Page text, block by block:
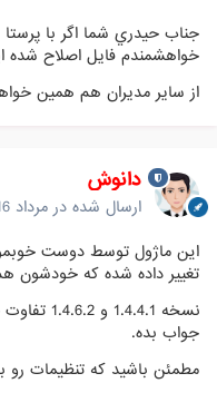
جناب حيدري شما اگر با
خواهشمندم فايل اصلاح شده
از ساير مديران هم همين
دانوش
ارسال شده در مرداد 16، 2012
این ماژول توسط دوست
تغییر داده شده که خودشون
نسخه
جواب بده.
مطمئن باشید که تنظیمات رو